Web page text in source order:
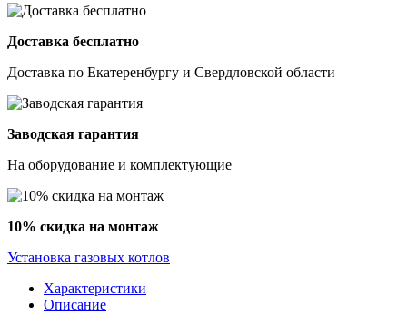
Доставка бесплатно
Доставка по Екатеренбургу и Свердловской области
Заводская гарантия
На оборудование и комплектующие
10% скидка на монтаж
Установка газовых котлов
Характеристики
Описание